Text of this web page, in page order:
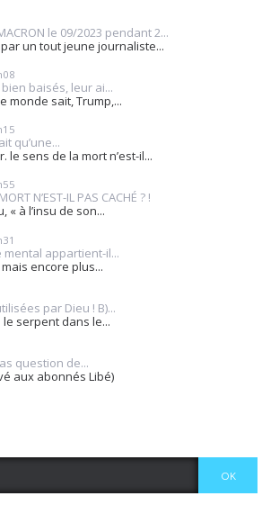
le 09/2023 pendant 2...
un tout jeune journaliste...
baisés, leur ai...
monde sait, Trump,...
qu’une...
le sens de la mort n’est-il...
N’EST-IL PAS CACHÉ ? !
« à l’insu de son...
mental appartient-il...
encore plus...
par Dieu ! B)...
serpent dans le...
question de...
aux abonnés Libé)